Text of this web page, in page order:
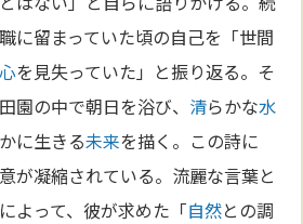
に留まっていた頃の自己を「世間
心を見失っていた」と振り返る。そ
園の中で朝日を浴び、 清らかな水
に生きる未来を描く。この詩に
が凝縮されている。流麗な言葉と
よって、彼が求めた「自然との調